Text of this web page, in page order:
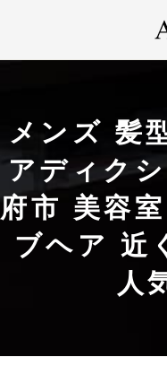
メンズ 髪
アディク
府市 美容
ブヘア 近
人